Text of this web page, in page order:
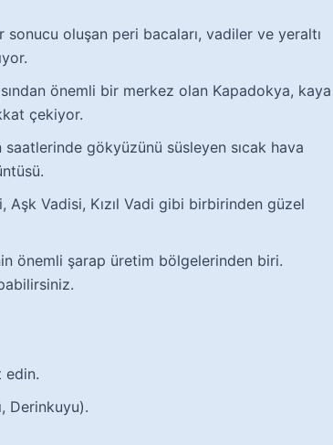
oluşan peri bacaları, vadiler ve yeraltı
önemli bir merkez olan Kapadokya, kaya
çekiyor.
saatlerinde gökyüzünü süsleyen sıcak hava
Aşk Vadisi, Kızıl Vadi gibi birbirinden güzel
önemli şarap üretim bölgelerinden biri.
edin.
Derinkuyu).